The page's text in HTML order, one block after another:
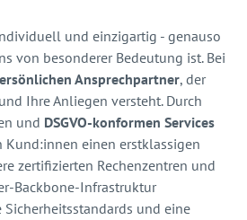
und einzigartig - genauso
von besonderer Bedeutung ist. Bei
Ansprechpartner, der
Ihre Anliegen versteht. Durch
und DSGVO-konformen Services
einen erstklassigen
zertifizierten Rechenzentren und
Backbone-Infrastruktur
und eine